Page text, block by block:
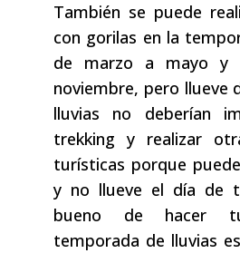
También se puede
con gorilas en la
de marzo a mayo y
noviembre, pero llueve
lluvias no deberían
trekking y realizar
turísticas porque
y no llueve el día de
bueno de hacer
temporada de lluvias